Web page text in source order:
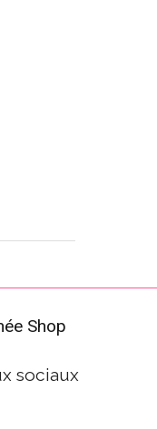
Shop
sociaux